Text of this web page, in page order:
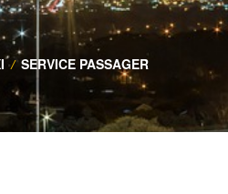
/ SERVICE PASSAGER